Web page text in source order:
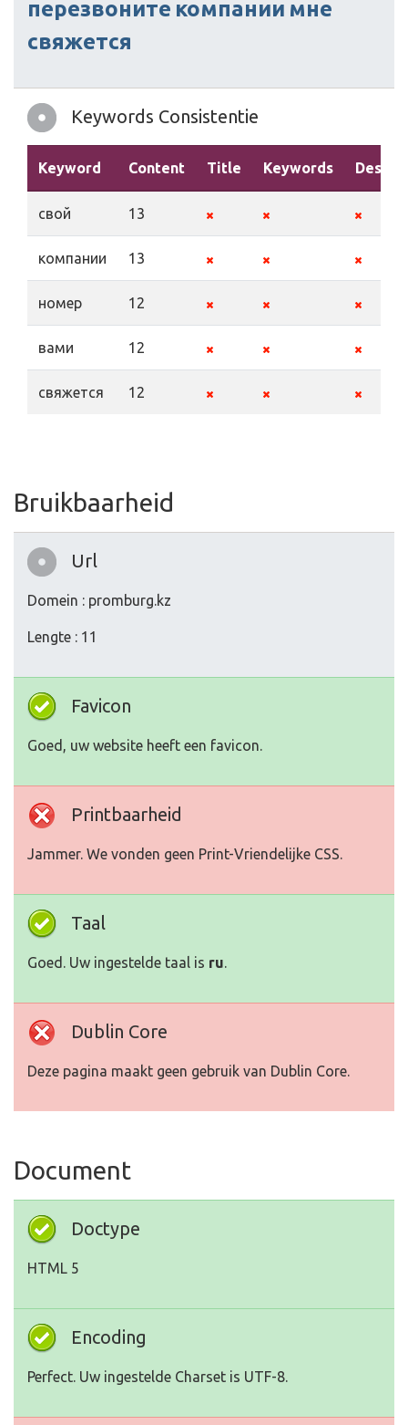
перезвоните компании мне
свяжется
Keywords Consistentie
Keyword Content Title Keywords
свой 13
компании 13
номер 12
вами 12
свяжется 12
Bruikbaarheid
Url
Domein : promburg.kz
Lengte : 11
Favicon
Goed, uw website heeft een favicon.
Printbaarheid
Jammer. We vonden geen Print-Vriendelijke CSS.
Taal
Goed. Uw ingestelde taal is ru.
Dublin Core
Deze pagina maakt geen gebruik van Dublin Core.
Document
Doctype
HTML 5
Encoding
Perfect. Uw ingestelde Charset is UTF-8.